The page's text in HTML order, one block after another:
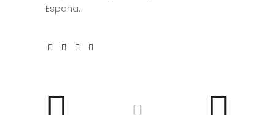
España.